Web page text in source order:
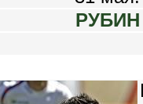
РУБИН